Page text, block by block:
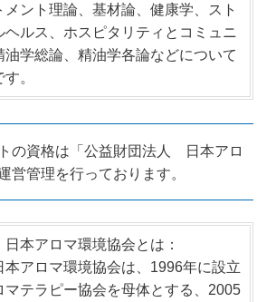
メント理論、基材論、健康学、スト
ヘルス、ホスピタリティとコミュニ
油学総論、精油学各論などについて
。
の資格は「公益財団法人 日本アロ
営管理を行っております。
本アロマ環境協会とは：
本アロマ環境協会は、1996年に設立
マテラピー協会を母体とする、2005